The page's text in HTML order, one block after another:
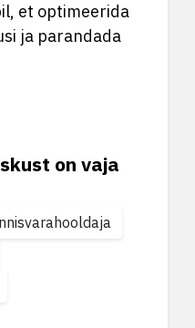
et optimeerida
ja parandada
on vaja